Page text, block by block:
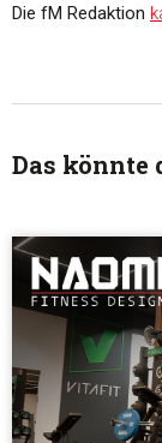
Statistiken
Die fM Redaktion
Das könnte